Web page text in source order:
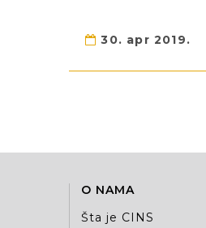
30. apr 2019.
O NAMA
Šta je CINS